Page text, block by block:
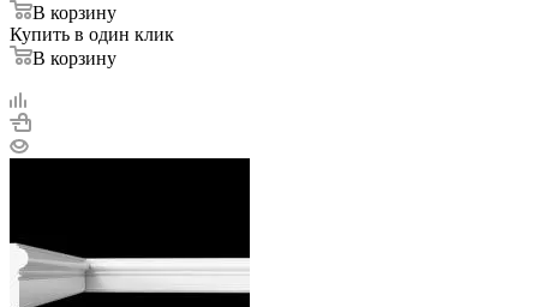
В корзину
Купить в один клик
В корзину